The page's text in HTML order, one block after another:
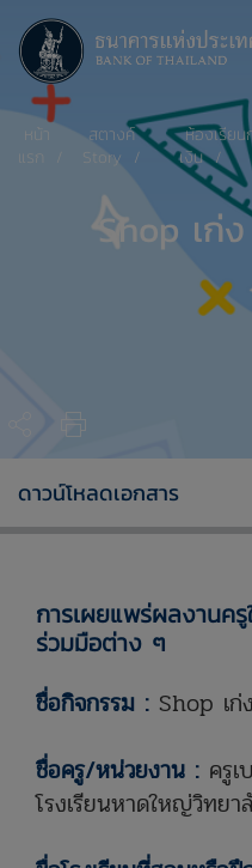
หน้า
แรก
สตางค์
Story
ห้องเรียน
เงิน
Shop เก่
การเผยแพร่ผลงานค
ร่วมมือต่าง ๆ
ชื่อกิจกรรม : Shop เ
ชื่อครู/หน่วยงาน : ครู
โรงเรียนหาดใหญ่วิทย
ดาวน์โหลดเอกสาร